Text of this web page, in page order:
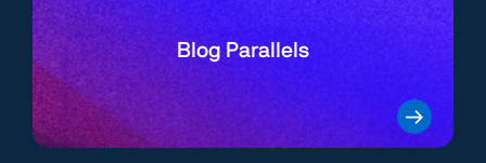
Blog Parallels